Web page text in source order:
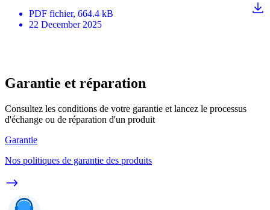
PDF fichier, 664.4 kB
22 December 2025
Garantie et réparation
Consultez les conditions de votre garantie et lancez le processus
d'échange ou de réparation d'un produit
Garantie
Nos politiques de garantie des produits